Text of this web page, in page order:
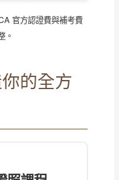
官方認證費與補考費
。
的全方